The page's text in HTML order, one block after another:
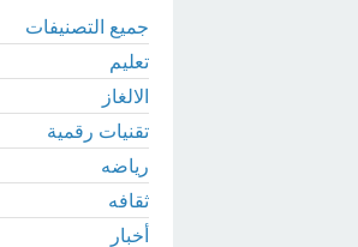
جميع التصنيفات
تعليم
الالغاز
تقنيات رقمية
رياضه
ثقافه
أخبار